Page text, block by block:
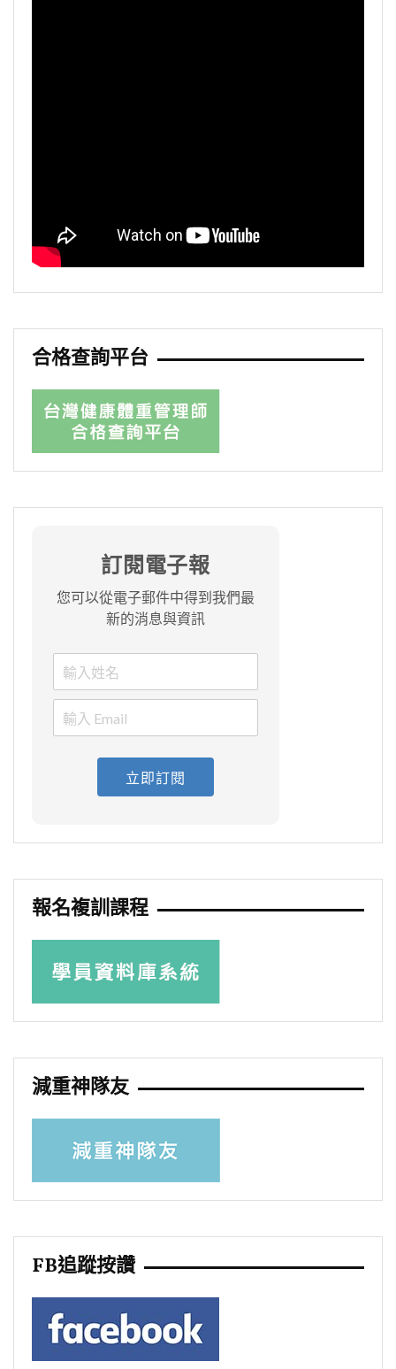
合格查詢平台
訂閱電子報
您可以從電子郵件中得到我們最
新的消息與資訊
立即訂閱
報名複訓課程
減重神隊友
FB追蹤按讚